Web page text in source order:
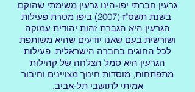
גרעין חברתי יפו-הינו גרעין משימתי שהוקם
בשנת תשס"ז (2007) ביפו מטרת פעילות
הגרעין היא הגברת זהות יהודית עמוקה
ושורשית בעם שאנו יודעים שהיא משותפת
לכל החוגים בחברה הישראלית. פעילות
הגרעין היא סמל הצלחה של קהילות
מתפתחות, מוסדות חינוך מצויינים וחיבור
אמיתי לתושבי תל-אביב.